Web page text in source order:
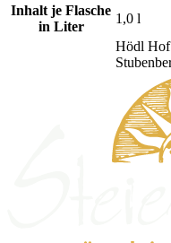
Inhalt je Flasche
in Liter
1,0 l
Hödl Hof